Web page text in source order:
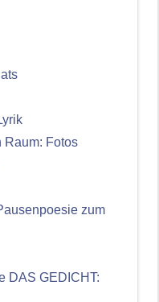
Raum: Fotos
zum
DAS GEDICHT: